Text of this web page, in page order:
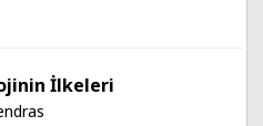
İlkeleri